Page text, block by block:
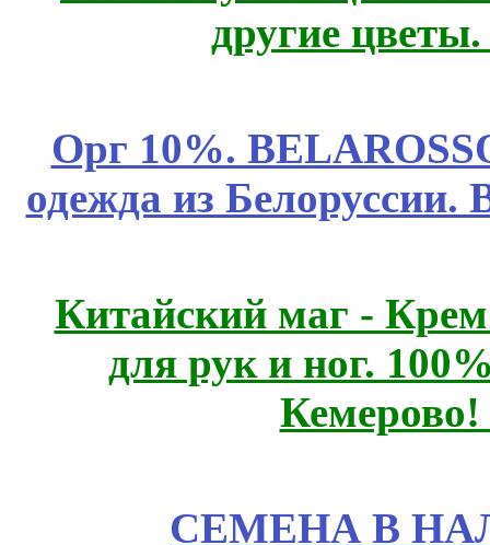
другие
Орг 10%.
одежда из Белоруссии.
Китайский маг -
для рук и ног.
СЕМЕНА В